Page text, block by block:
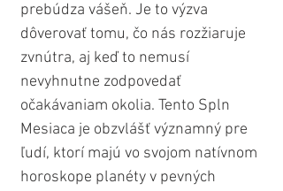
prebúdza vášeň. Je to výzva
dôverovať tomu, čo nás rozžiaruje
zvnútra, aj keď to nemusí
nevyhnutne zodpovedať
očakávaniam okolia. Tento Spln
Mesiaca je obzvlášť významný pre
ľudí, ktorí majú vo svojom natívnom
horoskope planéty v pevných